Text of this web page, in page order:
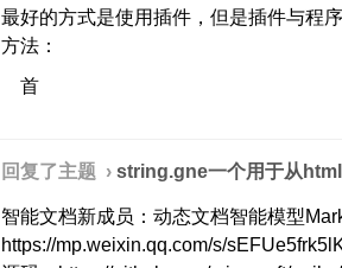
最好的方式是使用插件，但是插件与程
方法：
首
回复了主题 › string.gne一个用于从
智能文档新成员：动态文档智能模型
https://mp.weixin.qq.com/s/